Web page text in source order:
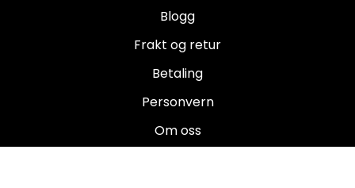
Blogg
Frakt og retur
Betaling
Personvern
Om oss